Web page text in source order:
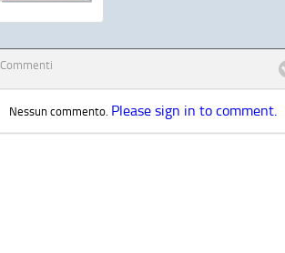
Commenti
Nessun commento. Please sign in to comment.